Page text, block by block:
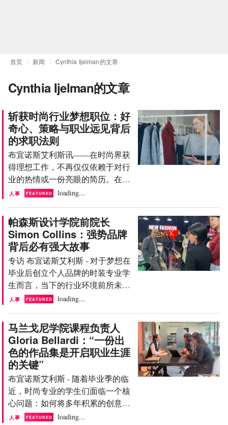
首页 新闻 Cynthia Ijelman的文章
Cynthia Ijelman的文章
斩获时尚行业梦想职位：好
奇心、策略与职业远见背后
的求职法则
布宜诺斯艾利斯讯——在时尚界获
得理想工作，不再仅仅依赖于对行
业的热情或一份亮眼的简历。在专
注于零售和战略的国际顾问 Luis
寻找准备更充分、具备扎实行业知
识并能从内部理解商业运作模式的
人才。 Lara Arias 的职业生涯履历
丰富，曾服务于 Marks & Spencer、
The Walt Disney Company、Inditex
和 Pronovias 等知名公司。多年来，
他持续观察招聘流程的演变，以及
哪些技能已成为进入该领域的必备
要素。他解释道：“我刚入行时，
在时尚界工作并没有那么困难。当
时公司寻找的是更通才型的人才。
而如今，我认为专业培训必不可
少，并且许多公司都非常看重过往
的门店工作经验。” 本文是
FashionUnited“行...
人事 FEATURED loading...
帕森斯设计学院前院长
Simon Collins：强势品牌
背后必有强大故事
专访 布宜诺斯艾利斯 - 对于梦想在
毕业后创立个人品牌的时装专业学
生而言，当下的行业环境前所未有
地开放，也前所未有地激烈。 如
直接建立品牌，利用社交媒体推广
系列，在线上与制造商建立联系，
甚至在获得第一笔投资前，运用人
工智能创作宣传大片。但曾在帕森
斯设计学院担任院长的 Simon
Collins 认为，时尚创业的核心挑战
始终如一：创造出能与人们产生真
实情感联结的作品。Collins 目前在
中国从事教育工作，并经营着自己
人事 FEATURED loading...
马兰戈尼学院课程负责人
Gloria Bellardi：“一份出
色的作品集是开启职业生涯
的关键”
布宜诺斯艾利斯 - 随着毕业季的临
近，时尚专业的学生们面临一个核
心问题：如何将多年积累的创意成
果转化为一份能够开启职业大门的
人事 FEATURED loading...